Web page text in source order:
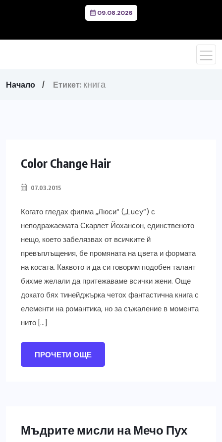
09.08.2026
Начало Етикет: книга
Color Change Hair
07.03.2015
Когато гледах филма „Люси“ („Lucy“) с
неподражаемата Скарлет Йохансон, единственото
нещо, което забелязвах от всичките й
превъплъщения, бе промяната на цвета и формата
на косата. Каквото и да си говорим подобен талант
бихме желали да притежаваме всички жени. Още
докато бях тинейджърка четох фантастична книга с
елементи на романтика, но за съжаление в момента
нито […]
ПРОЧЕТИ ОЩЕ
Мъдрите мисли на Мечо Пух